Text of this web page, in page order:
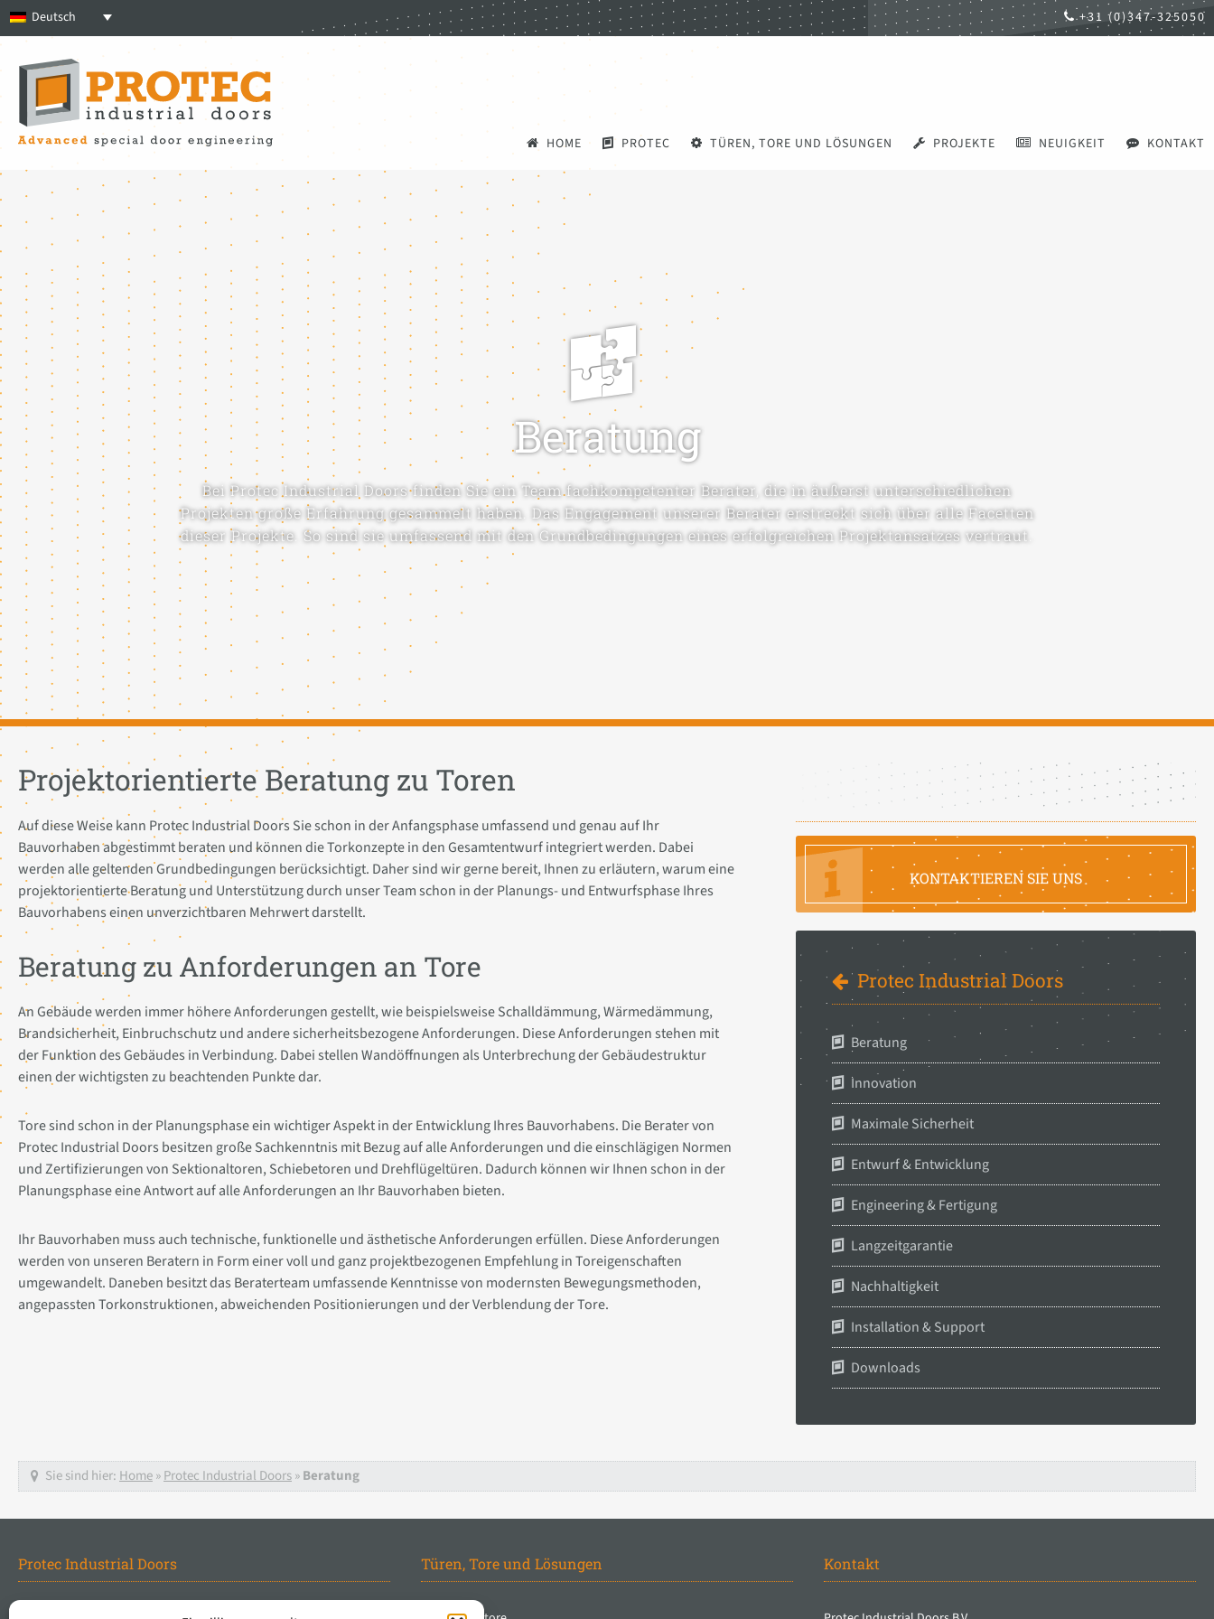
+31 (0)347-325050
Deutsch
HOME PROTEC TÜREN, TORE UND LÖSUNGEN PROJEKTE NEUIGKEIT KONTAKT
Beratung
Bei Protec Industrial Doors finden Sie ein Team fachkompetenter Berater, die in äußerst unterschiedlichen
Projekten große Erfahrung gesammelt haben. Das Engagement unserer Berater erstreckt sich über alle Facetten
dieser Projekte. So sind sie umfassend mit den Grundbedingungen eines erfolgreichen Projektansatzes vertraut.
Projektorientierte Beratung zu Toren
Auf diese Weise kann Protec Industrial Doors Sie schon in der Anfangsphase umfassend und genau auf Ihr
Bauvorhaben abgestimmt beraten und können die Torkonzepte in den Gesamtentwurf integriert werden. Dabei
werden alle geltenden Grundbedingungen berücksichtigt. Daher sind wir gerne bereit, Ihnen zu erläutern, warum eine
projektorientierte Beratung und Unterstützung durch unser Team schon in der Planungs- und Entwurfsphase Ihres
Bauvorhabens einen unverzichtbaren Mehrwert darstellt.
Beratung zu Anforderungen an Tore
An Gebäude werden immer höhere Anforderungen gestellt, wie beispielsweise Schalldämmung, Wärmedämmung,
Brandsicherheit, Einbruchschutz und andere sicherheitsbezogene Anforderungen. Diese Anforderungen stehen mit
der Funktion des Gebäudes in Verbindung. Dabei stellen Wandöffnungen als Unterbrechung der Gebäudestruktur
einen der wichtigsten zu beachtenden Punkte dar.
Tore sind schon in der Planungsphase ein wichtiger Aspekt in der Entwicklung Ihres Bauvorhabens. Die Berater von
Protec Industrial Doors besitzen große Sachkenntnis mit Bezug auf alle Anforderungen und die einschlägigen Normen
und Zertifizierungen von Sektionaltoren, Schiebetoren und Drehflügeltüren. Dadurch können wir Ihnen schon in der
Planungsphase eine Antwort auf alle Anforderungen an Ihr Bauvorhaben bieten.
Ihr Bauvorhaben muss auch technische, funktionelle und ästhetische Anforderungen erfüllen. Diese Anforderungen
werden von unseren Beratern in Form einer voll und ganz projektbezogenen Empfehlung in Toreigenschaften
umgewandelt. Daneben besitzt das Beraterteam umfassende Kenntnisse von modernsten Bewegungsmethoden,
angepassten Torkonstruktionen, abweichenden Positionierungen und der Verblendung der Tore.
FRAGEN SIE IHRE INFORMATION
KONTAKTIEREN SIE UNS
Protec Industrial Doors
Beratung
Innovation
Maximale Sicherheit
Entwurf & Entwicklung
Engineering & Fertigung
Langzeitgarantie
Nachhaltigkeit
Installation & Support
Downloads
Sie sind hier: Home»Protec Industrial Doors»Beratung
Protec Industrial Doors Türen, Tore und Lösungen Kontakt